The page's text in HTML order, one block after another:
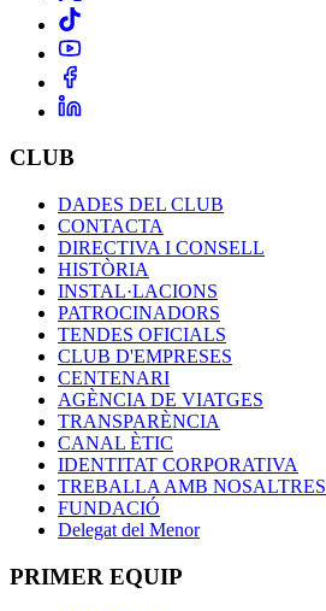
CLUB
DADES DEL CLUB
CONTACTA
DIRECTIVA I CONSELL
HISTÒRIA
INSTAL·LACIONS
PATROCINADORS
TENDES OFICIALS
CLUB D'EMPRESES
CENTENARI
AGÈNCIA DE VIATGES
TRANSPARÈNCIA
CANAL ÈTIC
IDENTITAT CORPORATIVA
TREBALLA AMB NOSALTRES
FUNDACIÓ
Delegat del Menor
PRIMER EQUIP